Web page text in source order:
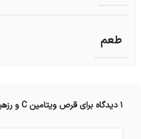
طعم
1 دیدگاه برای قرص ویتامین C و رزهیپ ابورنز 50 عدد